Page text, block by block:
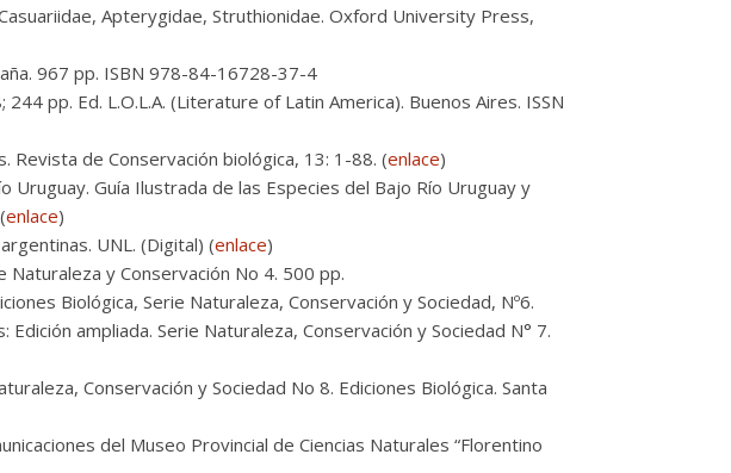
Apterygidae, Struthionidae. Oxford University Press,
967 pp. ISBN 978-84-16728-37-4
pp. Ed. L.O.L.A. (Literature of Latin America). Buenos Aires. ISSN
Revista de Conservación biológica, 13: 1-88. (enlace)
Uruguay. Guía Ilustrada de las Especies del Bajo Río Uruguay y
enlace)
UNL. (Digital) (enlace)
y Conservación No 4. 500 pp.
Biológica, Serie Naturaleza, Conservación y Sociedad, Nº6.
ampliada. Serie Naturaleza, Conservación y Sociedad N° 7.
Conservación y Sociedad No 8. Ediciones Biológica. Santa
del Museo Provincial de Ciencias Naturales “Florentino